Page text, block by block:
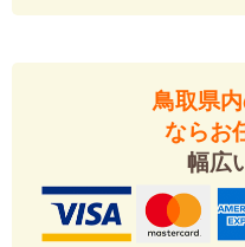
鳥取県
ならお
幅広